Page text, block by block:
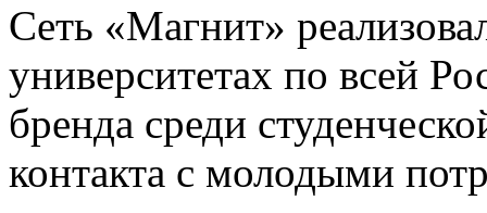
Сеть «Магнит»
университетах по всей
бренда среди
контакта с молодыми